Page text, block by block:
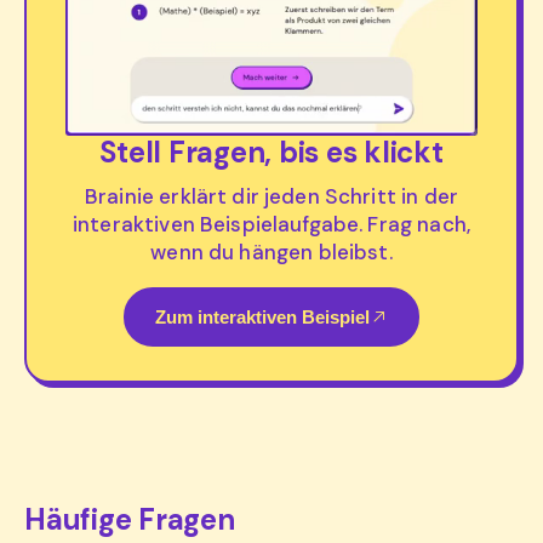
Stell Fragen, bis es klickt
Brainie erklärt dir jeden Schritt in der
interaktiven Beispielaufgabe. Frag nach,
wenn du hängen bleibst.
Zum interaktiven Beispiel
Häufige Fragen